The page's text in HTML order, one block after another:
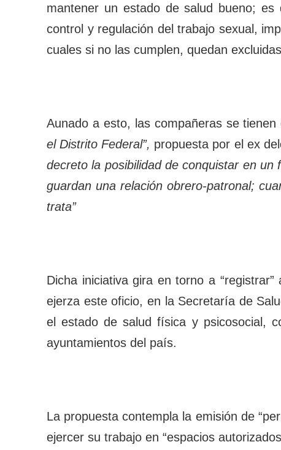
mantener un estado de salud bueno;
control y regulación del trabajo sexual,
cuales si no las cumplen, quedan
Aunado a esto, las compañeras se
el Distrito Federal”, propuesta por el ex
decreto la posibilidad de conquistar en
guardan una relación obrero-patronal;
trata”
Dicha iniciativa gira en torno a
ejerza este oficio, en la Secretaría de
el estado de salud física y psicosocial,
ayuntamientos del país.
La propuesta contempla la emisión de
ejercer su trabajo en “espacios